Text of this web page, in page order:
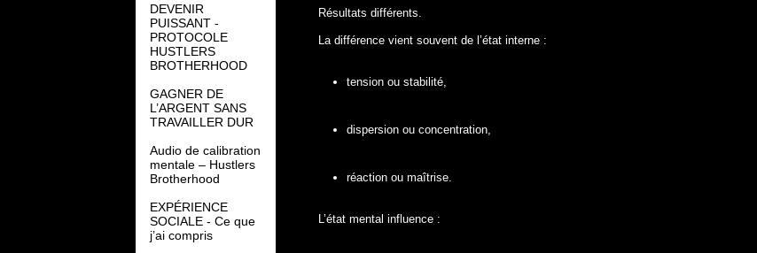
Résultats différents.
La différence vient souvent de l’état interne :
tension ou stabilité,
dispersion ou concentration,
réaction ou maîtrise.
L’état mental influence :
DEVENIR
PUISSANT -
PROTOCOLE
HUSTLERS
BROTHERHOOD
GAGNER DE
L’ARGENT SANS
TRAVAILLER DUR
Audio de calibration
mentale – Hustlers
Brotherhood
EXPÉRIENCE
SOCIALE - Ce que
j’ai compris